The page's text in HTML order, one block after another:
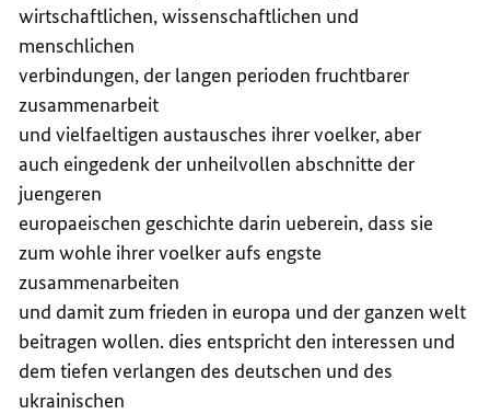
wirtschaftlichen, wissenschaftlichen und
menschlichen
verbindungen, der langen perioden fruchtbarer
zusammenarbeit
und vielfaeltigen austausches ihrer voelker, aber
auch eingedenk der unheilvollen abschnitte der
juengeren
europaeischen geschichte darin ueberein, dass sie
zum wohle ihrer voelker aufs engste
zusammenarbeiten
und damit zum frieden in europa und der ganzen welt
beitragen wollen. dies entspricht den interessen und
dem tiefen verlangen des deutschen und des
ukrainischen